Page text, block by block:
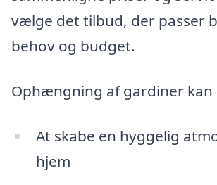
vælge det tilbud, der passer
behov og budget.
Ophængning af gardiner
At skabe en hyggelig
hjem